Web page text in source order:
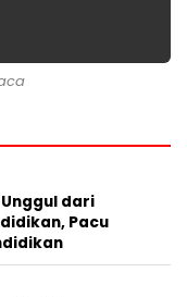
Unggul dari
Pacu